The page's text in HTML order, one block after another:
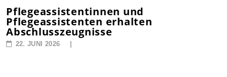
Pflegeassistentinnen und
Pflegeassistenten erhalten
Abschlusszeugnisse
22. JUNI 2026